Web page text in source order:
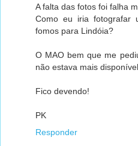
A falta das fotos foi falha
Como eu iria fotografar
fomos para Lindóia?
O MAO bem que me
não estava mais
Fico devendo!
PK
Responder